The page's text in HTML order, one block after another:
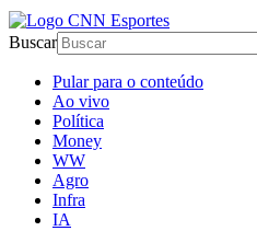
Buscar
Pular para o conteúdo
Ao vivo
Política
Money
WW
Agro
Infra
IA